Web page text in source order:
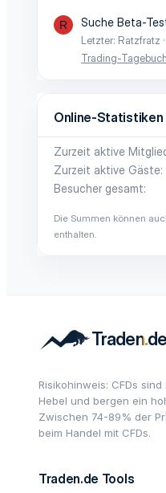
R Suche Beta-
Letzter: Ratzfratz
Trading-
Online-Statistiken
Zurzeit aktive
Zurzeit aktive Gäste
Besucher gesamt
Die Summen können
enthalten.
Risikohinweis: CFDs
Hebel und bergen ein
Zwischen 74-89% der
beim Handel mit CFDs.
Traden.de Tools